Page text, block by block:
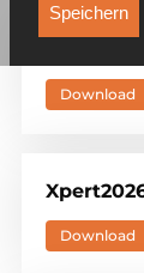
Download
Download
dieselbe
Speichern